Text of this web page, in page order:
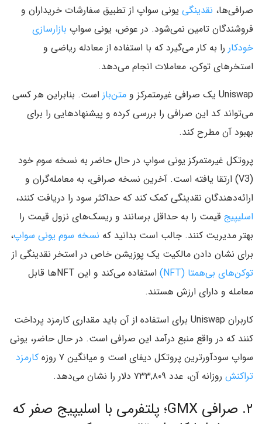
صرافی‌ها، نقدینگی یونی سواپ از تطبیق سفارشات خریداران و
فروشندگان تامین نمی‌شود. در عوض، یونی سواپ بازارسازی
خودکار را به کار می‌گیرد که با استفاده از معادله ریاضی و
استخرهای توکن، معاملات انجام می‌دهد.
Uniswap یک صرافی غیرمتمرکز و
متن‌باز است. بنابراین هر کسی
می‌تواند کد این صرافی را بررسی کرده و پیشنهادهایی را برای
بهبود آن مطرح کند.
پروتکل غیرمتمرکز یونی سواپ در حال حاضر به نسخه سوم خود
(V3) ارتقا یافته است. آخرین نسخه صرافی، به معامله‌گران و
ارائه‌دهندگان نقدینگی کمک کند که حداکثر سود را دریافت کنند،
اسلیپیج قیمت را به حداقل برسانند و ریسک‌های نزول قیمت را
بهتر مدیریت کنند. جالب است بدانید که نسخه سوم یونی سواپ،
برای نشان دادن مالکیت یک پوزیشن خاص در استخر نقدینگی از
توکن‌های بی‌همتا (NFT)
استفاده می‌کند و این NFTها قابل
معامله و دارای ارزش هستند.
کاربران Uniswap برای استفاده از آن باید مقداری کارمزد پرداخت
کنند که در واقع منبع درآمد این صرافی است. در حال حاضر، یونی
سواپ سودآورترین پروتکل دیفای است و میانگین ۷ روزه
کارمزد
تراکنش روزانه آن، عدد ۷۳۳,۸۰۹ دلار را نشان می‌دهد.
۲. صرافی GMX؛ پلتفرمی با اسلیپیج صفر که